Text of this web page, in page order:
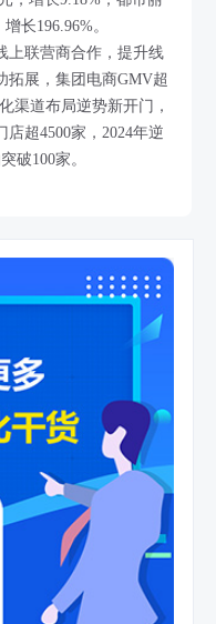
长196.96%。
上联营商合作，提升线
拓展，集团电商GMV超
渠道布局逆势新开门，
超4500家，2024年逆
破100家。